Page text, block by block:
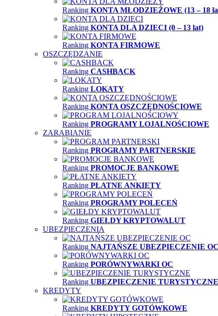
Ranking KONTA MŁODZIEŻOWE (13 – 18
Ranking KONTA DLA DZIECI (0 – 13 lat)
Ranking KONTA FIRMOWE
OSZCZĘDZANIE
Ranking CASHBACK
Ranking LOKATY
Ranking KONTA OSZCZĘDNOŚCIOWE
Ranking PROGRAMY LOJALNOŚCIOWE
ZARABIANIE
Ranking PROGRAMY PARTNERSKIE
Ranking PROMOCJE BANKOWE
Ranking PŁATNE ANKIETY
Ranking PROGRAMY POLECEŃ
Ranking GIEŁDY KRYPTOWALUT
UBEZPIECZENIA
Ranking NAJTAŃSZE UBEZPIECZENIE
Ranking PORÓWNYWARKI OC
Ranking UBEZPIECZENIE TURYSTYCZNE
KREDYTY
Ranking KREDYTY GOTÓWKOWE